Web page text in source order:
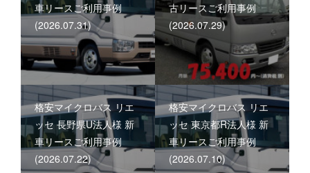
車リースご利用事例
(2026.07.31)
古リースご利用事例
(2026.07.29)
格安マイクロバス リエ
ッセ 長野県U法人様 新
車リースご利用事例
(2026.07.22)
格安マイクロバス リエ
ッセ 東京都R法人様 新
車リースご利用事例
(2026.07.10)